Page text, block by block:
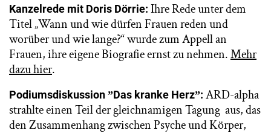
Kanzelrede mit Doris Dörrie: Ihre Rede unter dem
Titel „Wann und wie dürfen Frauen reden und
worüber und wie lange?“ wurde zum Appell an
Frauen, ihre eigene Biografie ernst zu nehmen.Mehr
dazu hier.
Podiumsdiskussion ˮDas kranke Herzˮ: ARD-alpha
strahlte einen Teil der gleichnamigen Tagung aus, das
den Zusammenhang zwischen Psyche und Körper,